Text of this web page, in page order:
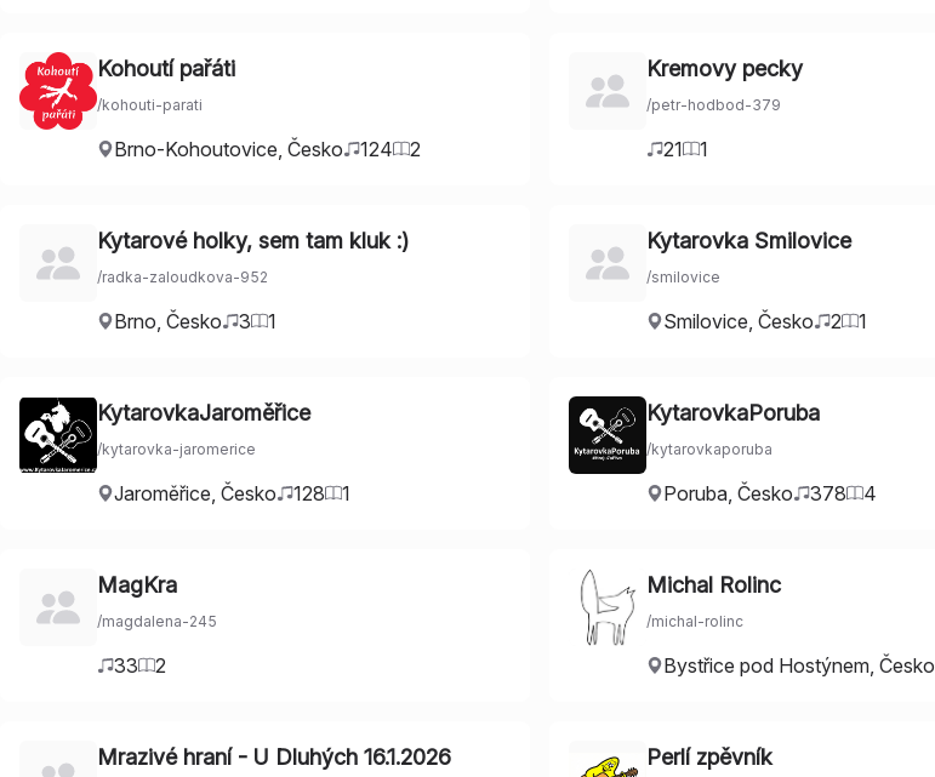
Kohoutí pařáti
/kohouti-parati
Brno-Kohoutovice, Česko 124 2
Kremovy pecky
/petr-hodbod-379
21 1
Kytarové holky, sem tam kluk :)
/radka-zaloudkova-952
Brno, Česko 3 1
Kytarovka Smilovice
/smilovice
Smilovice, Česko 2 1
KytarovkaJaroměřice
/kytarovka-jaromerice
Jaroměřice, Česko 128 1
KytarovkaPoruba
/kytarovkaporuba
Poruba, Česko 378 4
MagKra
/magdalena-245
33 2
Michal Rolinc
/michal-rolinc
Bystřice pod Hostýnem, Česko
Mrazivé hraní - U Dluhých 16.1.2026 Perlí zpěvník